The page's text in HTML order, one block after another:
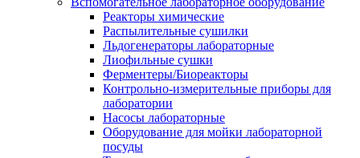
Реакторы химические
Распылительные сушилки
Льдогенераторы лабораторные
Лиофильные сушки
Ферментеры/Биореакторы
Контрольно-измерительные приборы для
лаборатории
Насосы лабораторные
Оборудование для мойки лабораторной
посуды